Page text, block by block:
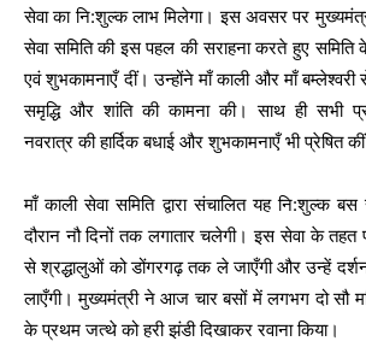
सेवा का नि:शुल्क लाभ मिलेगा। इस अवसर पर
सेवा समिति की इस पहल की सराहना करते हुए समिति के
एवं शुभकामनाएँ दीं। उन्होंने माँ काली और माँ
समृद्धि और शांति की कामना की। साथ ही सभी
नवरात्र की हार्दिक बधाई और शुभकामनाएँ भी प्रेषित
माँ काली सेवा समिति द्वारा संचालित यह नि:शुल्क
दौरान नौ दिनों तक लगातार चलेगी। इस सेवा के तहत
से श्रद्धालुओं को डोंगरगढ़ तक ले जाएँगी और उन्हें
लाएँगी। मुख्यमंत्री ने आज चार बसों में लगभग दो सौ
के प्रथम जत्थे को हरी झंडी दिखाकर रवाना किया।